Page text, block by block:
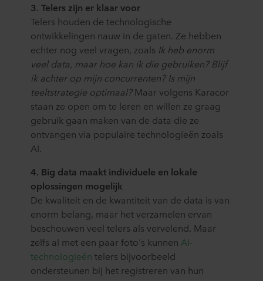
3. Telers zijn er klaar voor
Telers houden de technologische
ontwikkelingen nauw in de gaten. Ze hebben
echter nog veel vragen, zoals Ik heb enorm
veel data, maar hoe kan ik die gebruiken? Blijf
ik achter op mijn concurrenten? Is mijn
teeltstrategie optimaal? Maar volgens Karacor
staan ze open om te leren en willen ze graag
gebruik gaan maken van de data die ze
ontvangen via populaire technologieën zoals
AI.
4. Big data maakt individuele en lokale
oplossingen mogelijk
De kwaliteit en de kwantiteit van de data is van
enorm belang, maar het verzamelen ervan
beschouwen veel telers als vervelend. Maar
zelfs al met een paar foto's kunnen AI-
technologieën telers bijvoorbeeld
ondersteunen bij het registreren van hun